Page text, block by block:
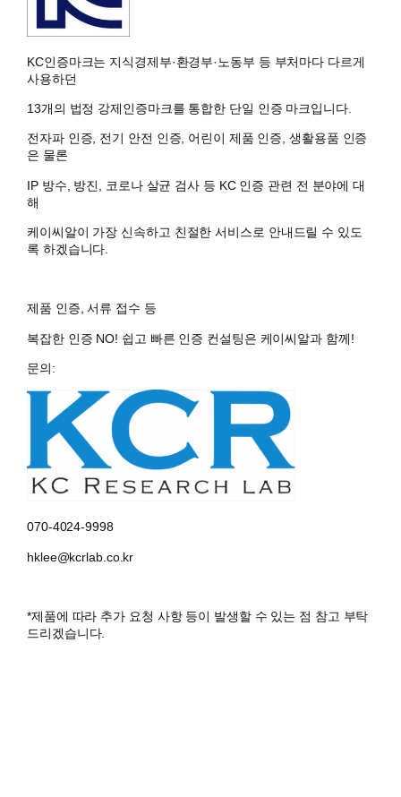
KC인증마크는 지식경제부·환경부·노동부 등 부처마다 다르게
사용하던
13개의 법정 강제인증마크를 통합한 단일 인증 마크입니다.
전자파 인증, 전기 안전 인증, 어린이 제품 인증, 생활용품 인증
은 물론
IP 방수, 방진, 코로나 살균 검사 등 KC 인증 관련 전 분야에 대
해
케이씨알이 가장 신속하고 친절한 서비스로 안내드릴 수 있도
록 하겠습니다.
제품 인증, 서류 접수 등
복잡한 인증 NO! 쉽고 빠른 인증 컨설팅은 케이씨알과 함께!
문의:
070-4024-9998
hklee@kcrlab.co.kr
*제품에 따라 추가 요청 사항 등이 발생할 수 있는 점 참고 부탁
드리겠습니다.